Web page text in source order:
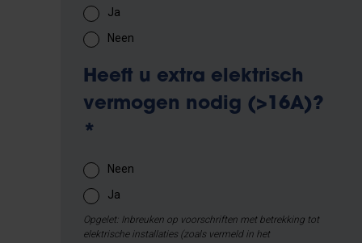
Ja
Neen
Heeft u extra elektrisch
vermogen nodig (>16A)?
*
Neen
Ja
Opgelet: Inbreuken op voorschriften met betrekking tot
elektrische installaties (zoals vermeld in het